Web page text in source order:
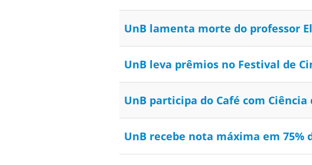
UnB lamenta morte do professor
UnB leva prêmios no Festival de
UnB participa do Café com Ciência
UnB recebe nota máxima em 75%